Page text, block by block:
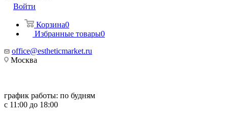
Войти
Корзина0
Избранные товары0
office@estheticmarket.ru
Москва
график работы: по будням
с 11:00 до 18:00